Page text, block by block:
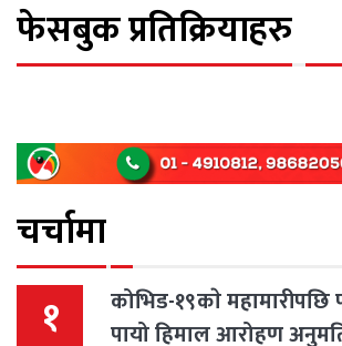
फेसबुक प्रतिक्रियाहरु
चर्चामा
१
कोभिड-१९काे महामारीपछि
पायो हिमाल आरोहण